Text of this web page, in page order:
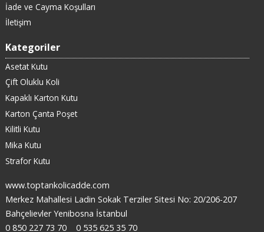
İade ve Cayma Koşulları
İletişim
Kategoriler
Asetat Kutu
Çift Oluklu Koli
Kapaklı Karton Kutu
Karton Çanta Poşet
Kilitli Kutu
Mika Kutu
Strafor Kutu
www.toptankolicadde.com
Merkez Mahallesi Ladin Sokak Terziler Sitesi No: 20/206-207
Bahçelievler Yenibosna İstanbul
0 850 227 73 70
0 535 625 35 70